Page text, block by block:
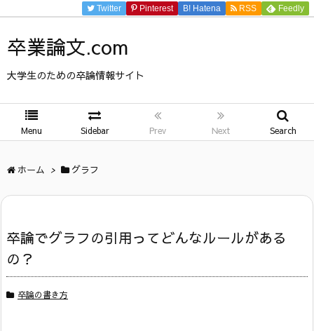
卒業論文.com
大学生のための卒論情報サイト
Menu Sidebar Prev Next Search
Twitter Pinterest B! Hatena RSS Feedly
ホーム > グラフ
卒論でグラフの引用ってどんなルールがある
の？
卒論の書き方